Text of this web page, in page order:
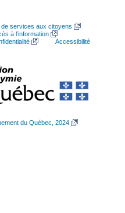
services aux citoyens
à l’information
Accessibilité
du Québec, 2024